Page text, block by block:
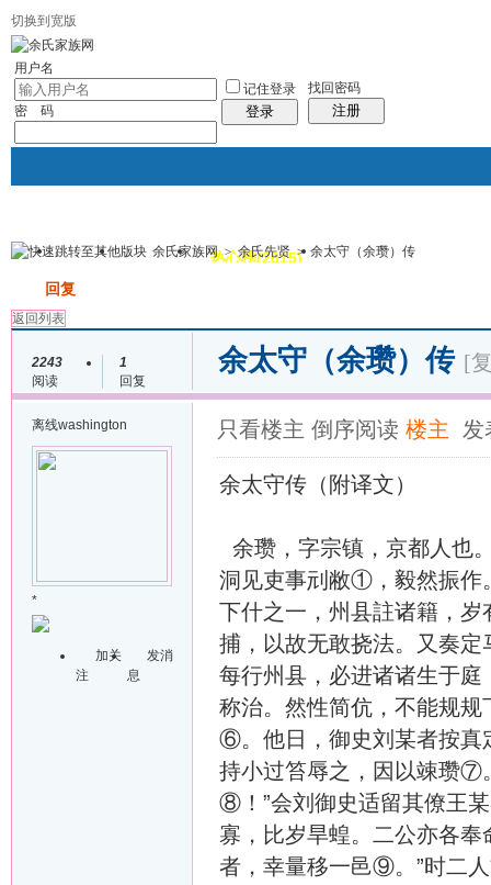
切换到宽版
用户名
密 码
记住登录
登录
找回密码
注册
我的 讨论区 热心榜(2015) 风采堂
余氏家族网 > 余氏先贤 > 余太守（余瓒）传
回复
返回列表
2243
阅读
1
回复
余太守（余瓒）传 [
离线washington
*
加关
注
发消
息
只看楼主 倒序阅读 楼主 发
余太守传（附译文）
余瓒，字宗镇，京都人也
洞见吏事刓敝①，毅然振作
下什之一，州县註诸籍，
捕，以故无敢挠法。又奏
每行州县，必进诸诸生于
称治。然性简伉，不能规
⑥。他日，御史刘某者按真
持小过笞辱之，因以竦瓒⑦
⑧！”会刘御史适留其僚王
寡，比岁旱蝗。二公亦各
者，幸量移一邑⑨。”时二